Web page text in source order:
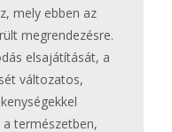
mely ebben az
megrendezésre.
elsajátítását, a
változatos,
természetben,